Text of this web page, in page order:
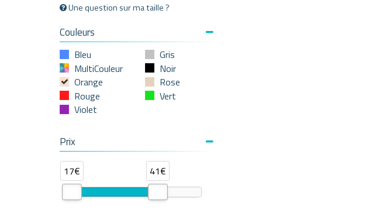
Une question sur ma taille ?
Couleurs
Bleu
Gris
MultiCouleur
Noir
Orange
Rose
Rouge
Vert
Violet
Prix
17€ 41€